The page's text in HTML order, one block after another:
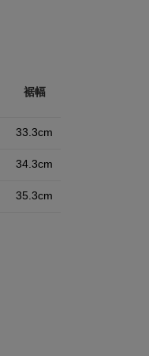
裾幅
33.3cm
34.3cm
35.3cm